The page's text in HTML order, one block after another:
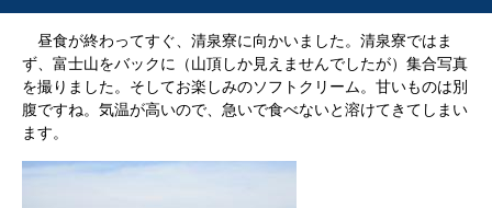
昼食が終わってすぐ、清泉寮に向かいました。清泉寮ではま
ず、富士山をバックに（山頂しか見えませんでしたが）集合写真
を撮りました。そしてお楽しみのソフトクリーム。甘いものは別
腹ですね。気温が高いので、急いで食べないと溶けてきてしまい
ます。